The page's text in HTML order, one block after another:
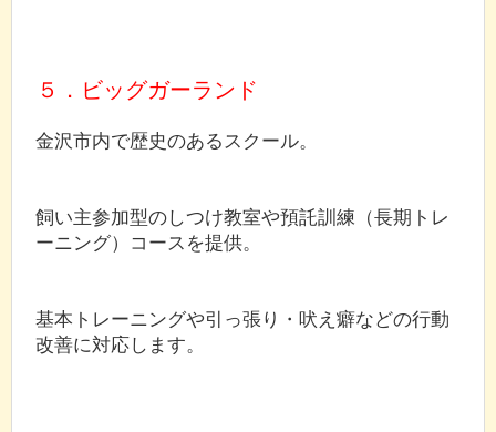
５．ビッグガーランド
金沢市内で歴史のあるスクール。
飼い主参加型のしつけ教室や預託訓練（長期トレ
ーニング）コースを提供。
基本トレーニングや引っ張り・吠え癖などの行動
改善に対応します。